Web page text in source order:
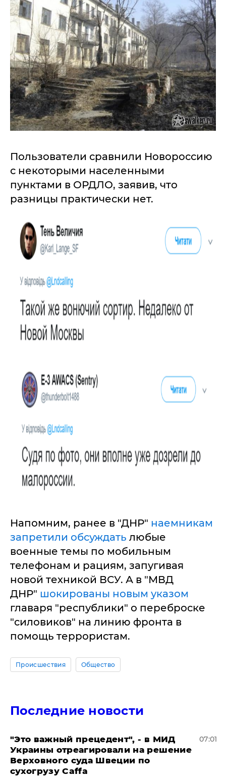
Пользователи сравнили Новороссию
с некоторыми населенными
пунктами в ОРДЛО, заявив, что
разницы практически нет.
Напомним, ранее в "ДНР" наемникам
запретили обсуждать любые
военные темы по мобильным
телефонам и рациям, запугивая
новой техникой ВСУ. А в "МВД
ДНР" шокированы новым указом
главаря "республики" о переброске
"силовиков" на линию фронта в
помощь террористам.
Происшествия Общество
Последние новости
"Это важный прецедент", - в МИД
Украины отреагировали на решение
Верховного суда Швеции по
сухогрузу Caffa
07:01